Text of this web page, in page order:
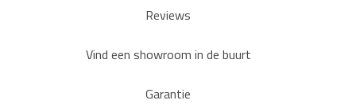
Reviews
Vind een showroom in de buurt
Garantie